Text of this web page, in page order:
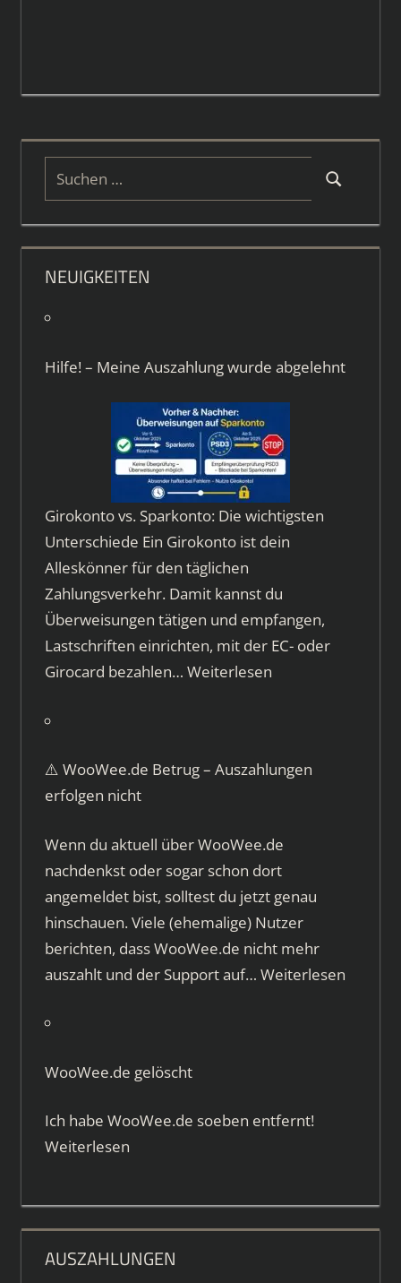
Suchen
nach:
Suchen
NEUIGKEITEN
Hilfe! – Meine Auszahlung wurde abgelehnt
Girokonto vs. Sparkonto: Die wichtigsten
Unterschiede Ein Girokonto ist dein
Alleskönner für den täglichen
Zahlungsverkehr. Damit kannst du
Überweisungen tätigen und empfangen,
Lastschriften einrichten, mit der EC- oder
Girocard bezahlen… Weiterlesen
⚠️ WooWee.de Betrug – Auszahlungen
erfolgen nicht
Wenn du aktuell über WooWee.de
nachdenkst oder sogar schon dort
angemeldet bist, solltest du jetzt genau
hinschauen. Viele (ehemalige) Nutzer
berichten, dass WooWee.de nicht mehr
auszahlt und der Support auf… Weiterlesen
WooWee.de gelöscht
Ich habe WooWee.de soeben entfernt!
Weiterlesen
AUSZAHLUNGEN